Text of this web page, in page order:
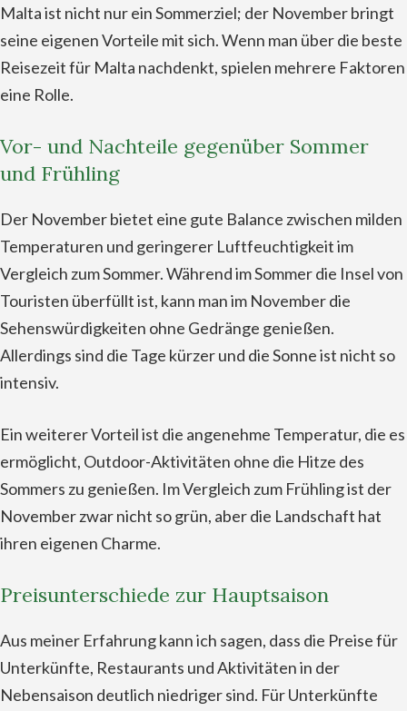
Malta ist nicht nur ein Sommerziel; der November bringt
seine eigenen Vorteile mit sich. Wenn man über die beste
Reisezeit für Malta nachdenkt, spielen mehrere Faktoren
eine Rolle.
Vor- und Nachteile gegenüber Sommer
und Frühling
Der November bietet eine gute Balance zwischen milden
Temperaturen und geringerer Luftfeuchtigkeit im
Vergleich zum Sommer. Während im Sommer die Insel von
Touristen überfüllt ist, kann man im November die
Sehenswürdigkeiten ohne Gedränge genießen.
Allerdings sind die Tage kürzer und die Sonne ist nicht so
intensiv.
Ein weiterer Vorteil ist die angenehme Temperatur, die es
ermöglicht, Outdoor-Aktivitäten ohne die Hitze des
Sommers zu genießen. Im Vergleich zum Frühling ist der
November zwar nicht so grün, aber die Landschaft hat
ihren eigenen Charme.
Preisunterschiede zur Hauptsaison
Aus meiner Erfahrung kann ich sagen, dass die Preise für
Unterkünfte, Restaurants und Aktivitäten in der
Nebensaison deutlich niedriger sind. Für Unterkünfte